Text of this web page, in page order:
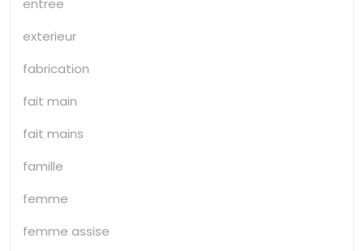
entree
exterieur
fabrication
fait main
fait mains
famille
femme
femme assise